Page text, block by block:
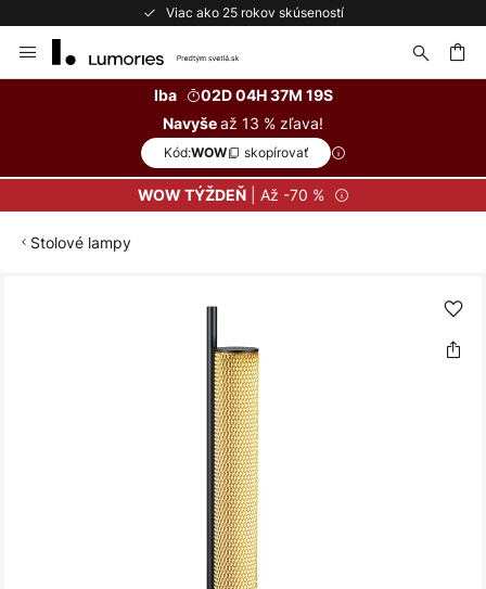
Viac ako 25 rokov skúseností
to
Iba
02D 04H 37M 19S
Navyšeaž 13 % zľava!
Kód:WOW skopírovať
WOW TÝŽDEŇ| Až -70 %
Stolové lampy